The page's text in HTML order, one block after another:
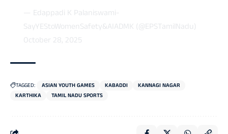
— Edappadi K Palaniswami-
SayYEStoWomenSafety&AIADMK (@EPSTamilNadu)
October 28, 2025
TAGGED: ASIAN YOUTH GAMES KABADDI
KANNAGI NAGAR
KARTHIKA
TAMIL NADU SPORTS